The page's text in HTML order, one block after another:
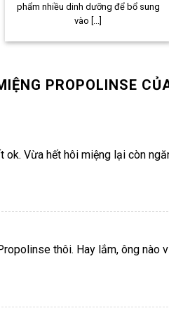
phẩm nhiều dinh dưỡng để bổ sung
vào [...]
PROPOLINSE
Vừa hết hôi miệng lại còn
thôi. Hay lắm, ông nào